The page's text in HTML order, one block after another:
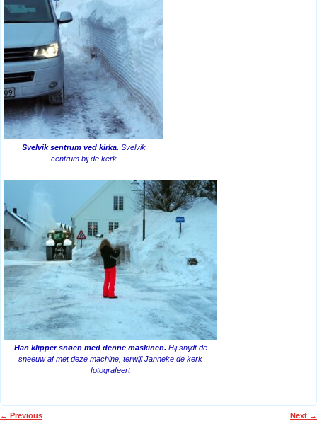
Svelvik sentrum ved kirka. Svelvik
centrum bij de kerk
Han klipper snøen med denne maskinen. Hij snijdt de
sneeuw af met deze machine, terwijl Janneke de kerk
fotografeert
← Previous Next →